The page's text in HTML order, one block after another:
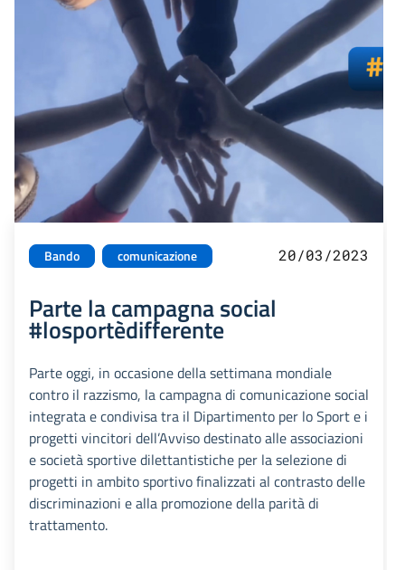
Bando comunicazione 20/03/2023
Parte la campagna social
#losportèdifferente
Parte oggi, in occasione della settimana mondiale
contro il razzismo, la campagna di comunicazione social
integrata e condivisa tra il Dipartimento per lo Sport e i
progetti vincitori dell’Avviso destinato alle associazioni
e società sportive dilettantistiche per la selezione di
progetti in ambito sportivo finalizzati al contrasto delle
discriminazioni e alla promozione della parità di
trattamento.